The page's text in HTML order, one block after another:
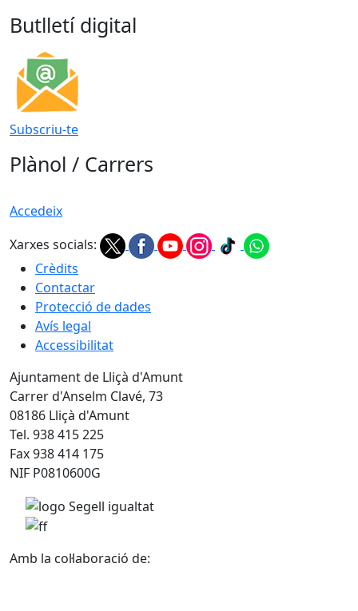
Butlletí digital
Subscriu-te
Plànol / Carrers
Accedeix
Xarxes socials:
Crèdits
Contactar
Protecció de dades
Avís legal
Accessibilitat
Ajuntament de Lliçà d'Amunt
Carrer d'Anselm Clavé, 73
08186 Lliçà d'Amunt
Tel. 938 415 225
Fax 938 414 175
NIF P0810600G
Amb la col·laboració de: